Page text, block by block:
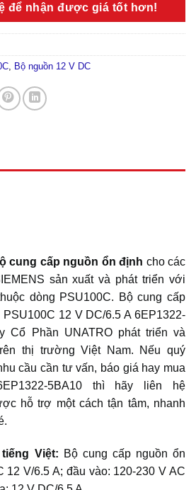
để nhận được giá tốt hơn!
Bộ nguồn 12 V DC
cung cấp nguồn ổn định cho các
sản xuất và phát triển với
dòng PSU100C. Bộ cung cấp
12 V DC/6.5 A 6EP1322-
Cổ Phần UNATRO phát triển và
thị trường Việt Nam. Nếu quý
cầu cần tư vấn, báo giá hay mua
5BA10 thì hãy liên hệ
hỗ trợ một cách tận tâm, nhanh
Việt: Bộ cung cấp nguồn ổn
12 V/6.5 A; đầu vào: 120-230 V AC